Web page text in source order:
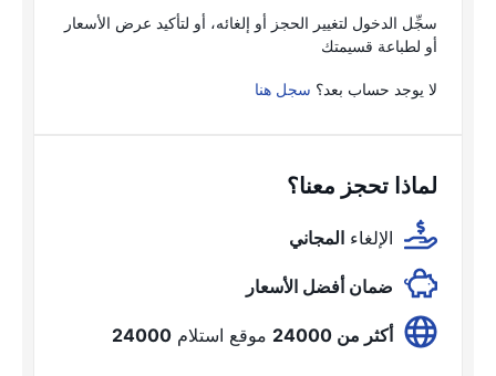
سجِّل الدخول لتغيير الحجز أو إلغائه، أو لتأكيد عرض الأسعار
أو لطباعة قسيمتك
لا يوجد حساب بعد؟ سجل هنا
لماذا تحجز معنا؟
الإلغاء المجاني
ضمان أفضل الأسعار
أكثر من 24000 موقع استلام 24000